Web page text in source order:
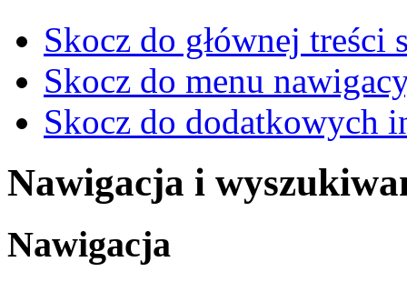
Skocz do głównej treści
Skocz do menu
Skocz do dodatkowych
Nawigacja i
Nawigacja